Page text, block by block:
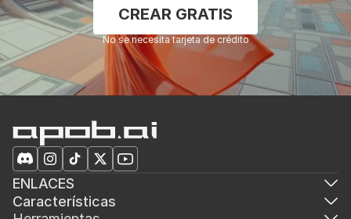
CREAR GRATIS
No se necesita tarjeta de crédito
ENLACES
Características